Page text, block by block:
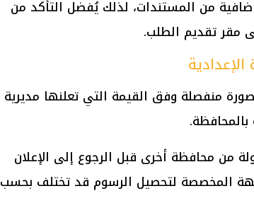
من المستندات، لذلك يُفضل التأكد من
مقر تقديم الطلب.
منفصلة وفق القيمة التي تعلنها مديرية
بالمحافظة.
من محافظة أخرى قبل الرجوع إلى الإعلان
المخصصة لتحصيل الرسوم قد تختلف بحسب